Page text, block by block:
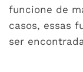
funcione de
casos, essas
ser